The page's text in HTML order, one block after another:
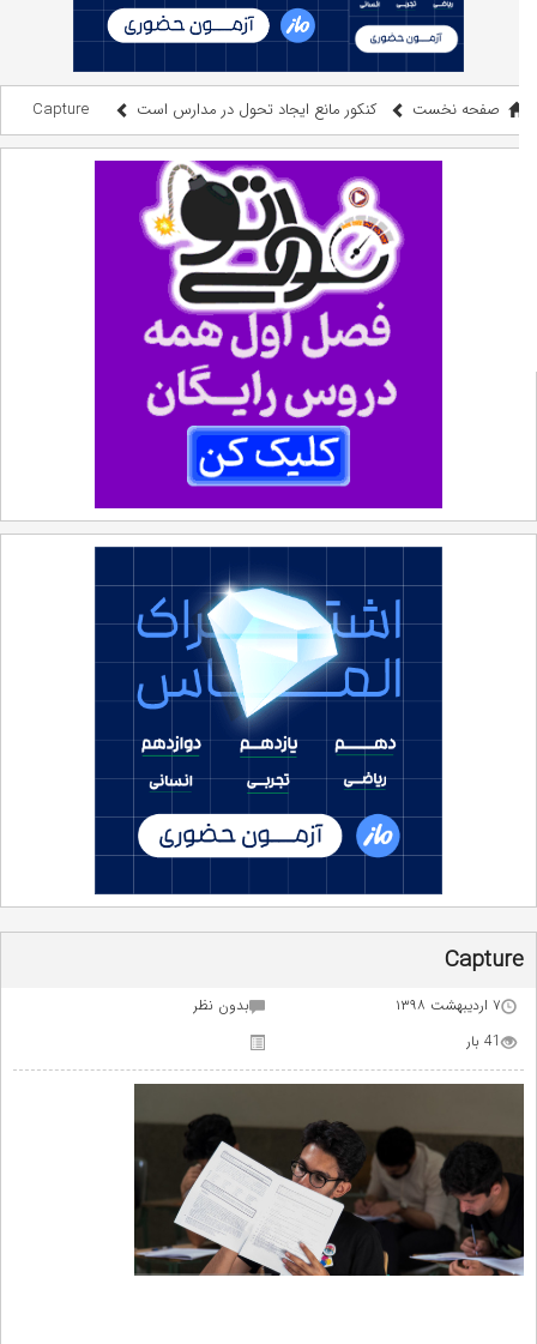
صفحه نخست کنکور مانع ایجاد تحول در مدارس است Capture
Capture
۷ اردیبهشت ۱۳۹۸
بدون نظر
41 بار